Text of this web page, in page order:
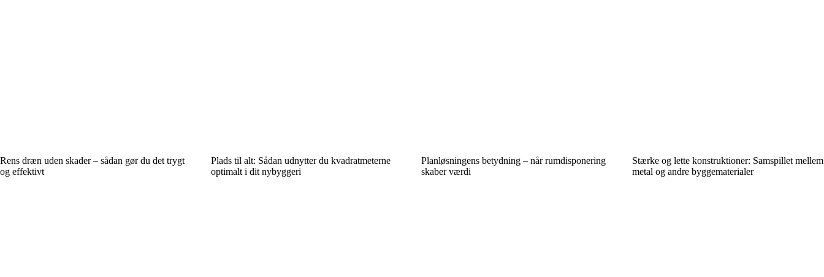
Rens dræn uden skader – sådan gør du det trygt
og effektivt
Plads til alt: Sådan udnytter du kvadratmeterne
optimalt i dit nybyggeri
Planløsningens betydning – når rumdisponering
skaber værdi
Stærke og lette konstruktioner: Samspillet mellem
metal og andre byggematerialer